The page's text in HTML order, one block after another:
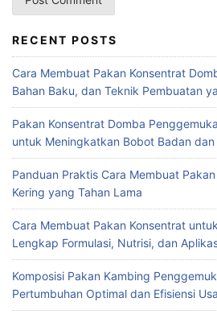
d
r
n
i
n
a
d
a
l
a
h
RECENT POSTS
Cara Membuat Pakan Konsentrat
Bahan Baku, dan Teknik Pembuatan
Pakan Konsentrat Domba
untuk Meningkatkan Bobot Badan dan
Panduan Praktis Cara Membuat
Kering yang Tahan Lama
Cara Membuat Pakan Konsentrat
Lengkap Formulasi, Nutrisi, dan
Komposisi Pakan Kambing
Pertumbuhan Optimal dan Efisiensi